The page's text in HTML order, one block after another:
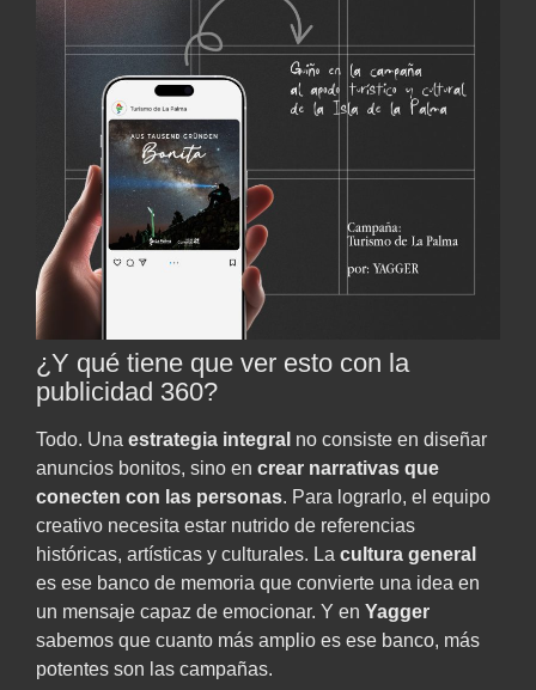
¿Y qué tiene que ver esto con la
publicidad 360?
Todo. Una estrategia integral no consiste en diseñar
anuncios bonitos, sino en crear narrativas que
conecten con las personas. Para lograrlo, el equipo
creativo necesita estar nutrido de referencias
históricas, artísticas y culturales. La cultura general
es ese banco de memoria que convierte una idea en
un mensaje capaz de emocionar. Y en Yagger
sabemos que cuanto más amplio es ese banco, más
potentes son las campañas.